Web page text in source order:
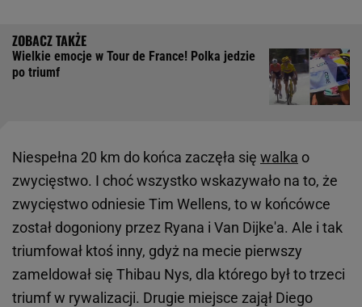
Wielkie emocje w Tour de France! Polka jedzie
po triumf
Niespełna 20 km do końca zaczęła się walka o
zwycięstwo. I choć wszystko wskazywało na to, że
zwycięstwo odniesie Tim Wellens, to w końcówce
został dogoniony przez Ryana i Van Dijke'a. Ale i tak
triumfował ktoś inny, gdyż na mecie pierwszy
zameldował się Thibau Nys, dla którego był to trzeci
triumf w rywalizacji. Drugie miejsce zajął Diego